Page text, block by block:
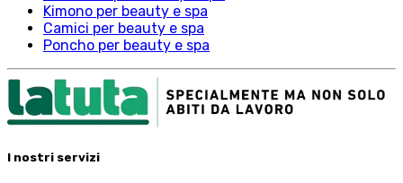
Kimono per beauty e spa
Camici per beauty e spa
Poncho per beauty e spa
I nostri servizi